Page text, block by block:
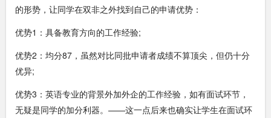
的形势，让同学在双非之外找到自己的申请优势：
优势1：具备教育方向的工作经验;
优势2：均分87，虽然对比同批申请者成绩不算顶尖，但仍十分
优异;
优势3：英语专业的背景外加外企的工作经验，如有面试环节，
无疑是同学的加分利器。——这一点后来也确实让学生在面试环